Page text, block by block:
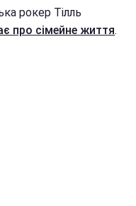
рокер Тілль
про сімейне життя.